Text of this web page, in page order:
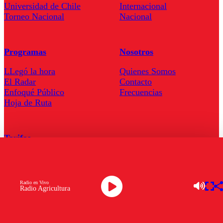
Radio Agricultura
Radio en Vivo
Universidad de Chile
Torneo Nacional
Internacional
Nacional
Programas
LLegó la hora
El Radar
Enfoqué Público
Hoja de Ruta
Nosotros
Quienes Somos
Contacto
Frecuencias
Tarifas